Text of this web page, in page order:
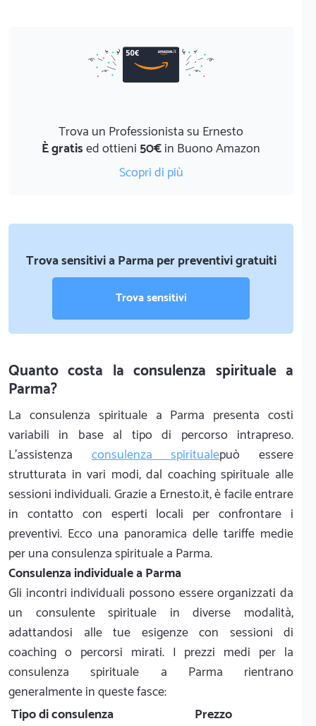
Trova un Professionista su Ernesto
È gratised ottieni50€in Buono Amazon
Scopri di più
Trova sensitivi a Parma per preventivi gratuiti
Trova sensitivi
Quanto costa la consulenza spirituale a
Parma?
La consulenza spirituale a Parma presenta costi
variabili in base al tipo di percorso intrapreso.
L'assistenzaconsulenza spiritualepuò essere
strutturata in vari modi, dal coaching spirituale alle
sessioni individuali. Grazie a Ernesto.it, è facile entrare
in contatto con esperti locali per confrontare i
preventivi. Ecco una panoramica delle tariffe medie
per una consulenza spirituale a Parma.
Consulenza individuale a Parma
Gli incontri individuali possono essere organizzati da
un consulente spirituale in diverse modalità,
adattandosi alle tue esigenze con sessioni di
coaching o percorsi mirati. I prezzi medi per la
consulenza spirituale a Parma rientrano
generalmente in queste fasce:
Tipo di consulenza
Prezzo